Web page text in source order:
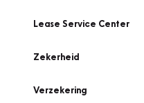
Lease Service Center
Zekerheid
Verzekering